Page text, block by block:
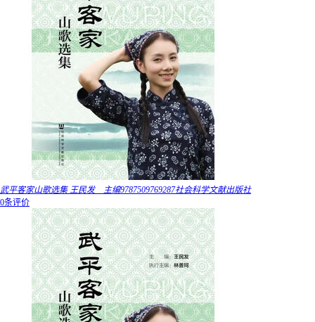
武平客家山歌选集 王民发 主编9787509769287社会科学文献出版社
0条评价